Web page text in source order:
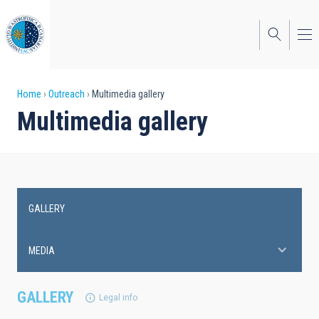
to
main
content
Breadcrumb
Home Outreach Multimedia gallery
Multimedia gallery
GALLERY Legal info
navigation
GALLERY
MEDIA